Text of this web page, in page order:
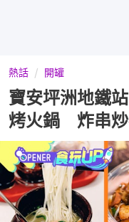
熱話 開罐
寶安坪洲地鐵
烤火鍋 炸串炒